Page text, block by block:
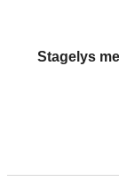
Stagelys